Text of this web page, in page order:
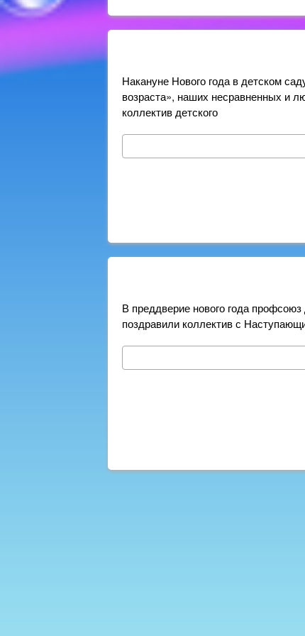
Накануне Нового года в детском
возраста», наших несравненных и
коллектив детского
В преддверие нового года
поздравили коллектив с